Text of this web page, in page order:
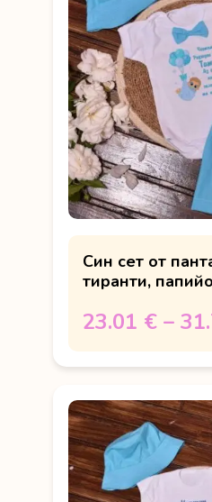
Син сет от
тиранти,
23.01 € –